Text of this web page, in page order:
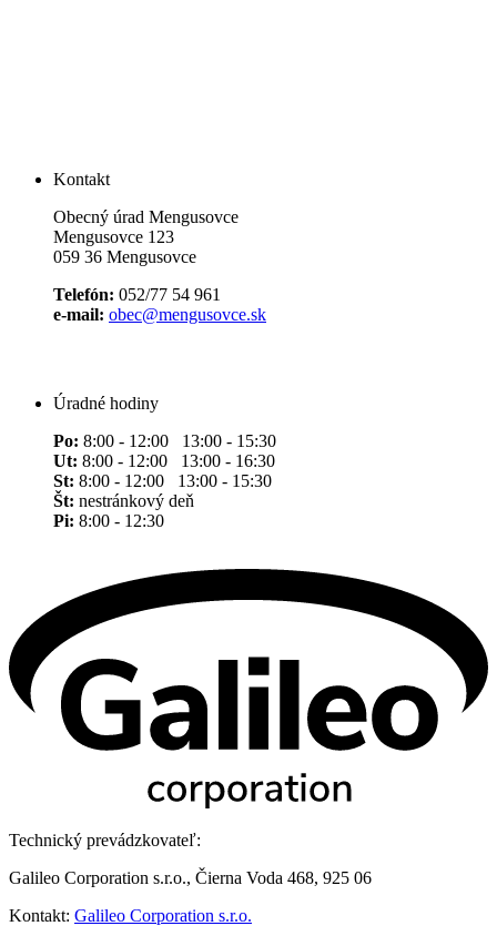
Kontakt
Obecný úrad Mengusovce
Mengusovce 123
059 36 Mengusovce
Telefón: 052/77 54 961
e-mail: obec@mengusovce.sk
Úradné hodiny
Po: 8:00 - 12:00 13:00 - 15:30
Ut: 8:00 - 12:00 13:00 - 16:30
St: 8:00 - 12:00 13:00 - 15:30
Št: nestránkový deň
Pi: 8:00 - 12:30
Technický prevádzkovateľ:
Galileo Corporation s.r.o., Čierna Voda 468, 925 06
Kontakt: Galileo Corporation s.r.o.